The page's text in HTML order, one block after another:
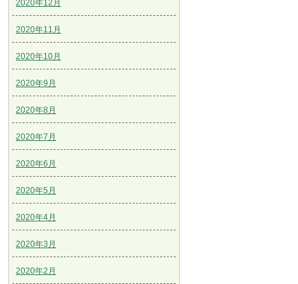
2020年12月
2020年11月
2020年10月
2020年9月
2020年8月
2020年7月
2020年6月
2020年5月
2020年4月
2020年3月
2020年2月